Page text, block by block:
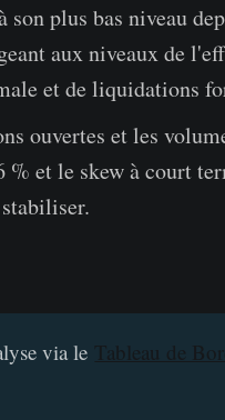
plus bas niveau
aux niveaux de
et de liquidations
ouvertes et les
et le skew à court
via le Tableau de